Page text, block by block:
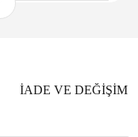
1610
İADE VE DEĞİŞİM